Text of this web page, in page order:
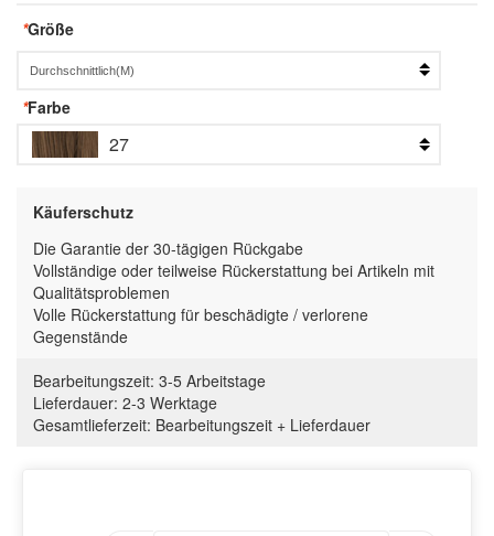
*Größe
*Farbe
27
Käuferschutz
Die Garantie der 30-tägigen Rückgabe
Vollständige oder teilweise Rückerstattung bei Artikeln mit
Qualitätsproblemen
Volle Rückerstattung für beschädigte / verlorene
Gegenstände
Bearbeitungszeit: 3-5 Arbeitstage
Lieferdauer: 2-3 Werktage
Gesamtlieferzeit: Bearbeitungszeit + Lieferdauer